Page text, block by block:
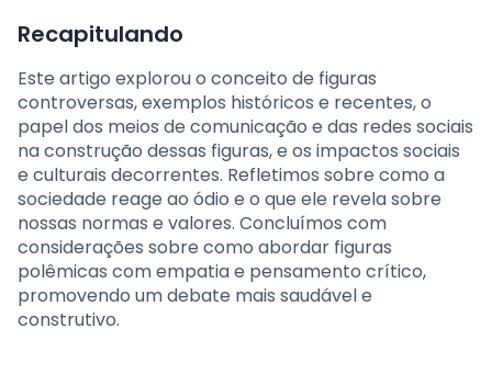
Recapitulando
Este artigo explorou o conceito de figuras
controversas, exemplos históricos e recentes, o
papel dos meios de comunicação e das redes sociais
na construção dessas figuras, e os impactos sociais
e culturais decorrentes. Refletimos sobre como a
sociedade reage ao ódio e o que ele revela sobre
nossas normas e valores. Concluímos com
considerações sobre como abordar figuras
polêmicas com empatia e pensamento crítico,
promovendo um debate mais saudável e
construtivo.